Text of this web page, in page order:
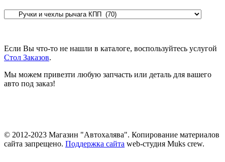
Если Вы что-то не нашли в каталоге, воспользуйтесь услугой
Стол Заказов.
Мы можем привезти любую запчасть или деталь для вашего
авто под заказ!
© 2012-2023 Магазин "Автохалява". Копирование материалов
сайта запрещено. Поддержка сайта web-студия Muks crew.